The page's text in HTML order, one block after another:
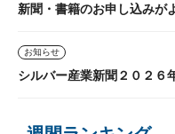
新聞・書籍のお申し込みが
お知らせ
シルバー産業新聞２０２６